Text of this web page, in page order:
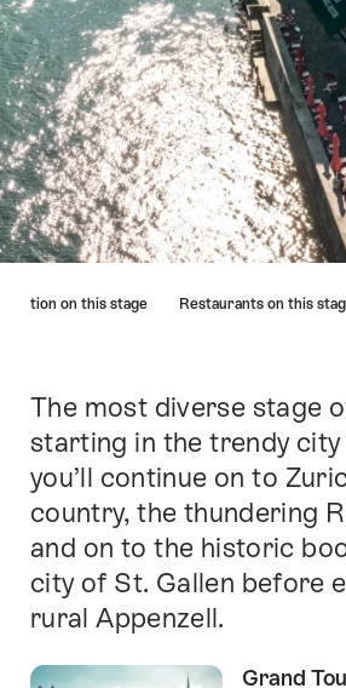
leva
diretamente
aos
pontos
correspondentes
página.
on this stage Restaurants on this
Introdução
The most diverse stage
starting in the trendy
you’ll continue on to
country, the thundering
and on to the historic
city of St. Gallen before
rural Appenzell.
Grand